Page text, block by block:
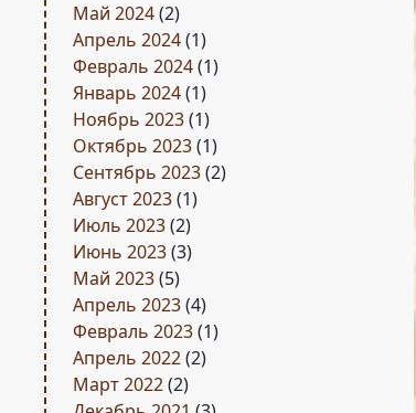
Май 2024(2)
Апрель 2024(1)
Февраль 2024(1)
Январь 2024(1)
Ноябрь 2023(1)
Октябрь 2023(1)
Сентябрь 2023(2)
Август 2023(1)
Июль 2023(2)
Июнь 2023(3)
Май 2023(5)
Апрель 2023(4)
Февраль 2023(1)
Апрель 2022(2)
Март 2022(2)